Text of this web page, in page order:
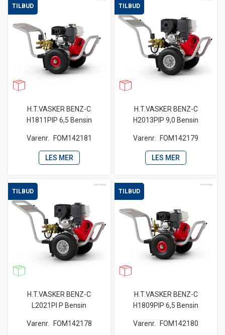
TILBUD
H.T.VASKER BENZ-C
H1811PIP 6,5 Bensin
Varenr. FOM142181
LES MER
TILBUD
H.T.VASKER BENZ-C
H2013PIP 9,0 Bensin
Varenr. FOM142179
LES MER
TILBUD
H.T.VASKER BENZ-C
L2021PI P Bensin
Varenr. FOM142178
TILBUD
H.T.VASKER BENZ-C
H1809PIP 6,5 Bensin
Varenr. FOM142180